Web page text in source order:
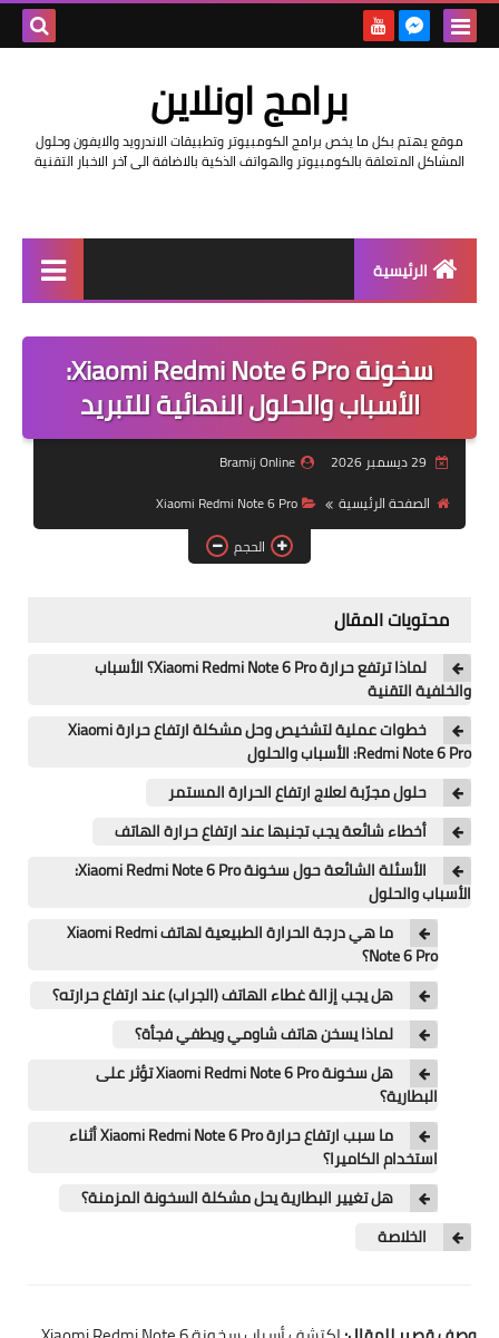
برامج اونلاين
موقع يهتم بكل ما يخص برامج الكومبيوتر وتطبيقات الاندرويد والايفون وحلول
المشاكل المتعلقة بالكومبيوتر والهواتف الذكية بالاضافة الى آخر الاخبار التقنية
الرئيسية
مراجعات
حماية
اندرويد
آيفون
ويندوز
فيسبوك
تطبيقات
العملات الرقمية
سخونة Xiaomi Redmi Note 6 Pro:
الأسباب والحلول النهائية للتبريد
Bramij Online
الصفحة الرئيسية
Xiaomi Redmi Note 6 Pro
الحجم
محتويات المقال
لماذا ترتفع حرارة Xiaomi Redmi Note 6 Pro؟ الأسباب
والخلفية التقنية
خطوات عملية لتشخيص وحل مشكلة ارتفاع حرارة Xiaomi
Redmi Note 6 Pro: الأسباب والحلول
حلول مجرّبة لعلاج ارتفاع الحرارة المستمر
أخطاء شائعة يجب تجنبها عند ارتفاع حرارة الهاتف
الأسئلة الشائعة حول سخونة Xiaomi Redmi Note 6 Pro:
الأسباب والحلول
ما هي درجة الحرارة الطبيعية لهاتف Xiaomi Redmi
Note 6 Pro؟
هل يجب إزالة غطاء الهاتف (الجراب) عند ارتفاع حرارته؟
لماذا يسخن هاتف شاومي ويطفي فجأة؟
هل سخونة Xiaomi Redmi Note 6 Pro تؤثر على
البطارية؟
ما سبب ارتفاع حرارة Xiaomi Redmi Note 6 Pro أثناء
استخدام الكاميرا؟
هل تغيير البطارية يحل مشكلة السخونة المزمنة؟
الخلاصة